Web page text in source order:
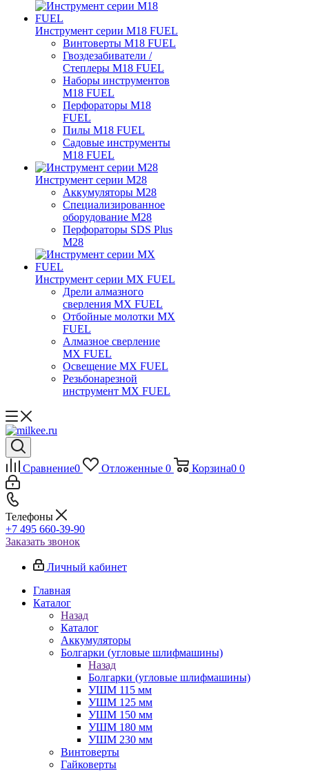
Инструмент серии M18 FUEL
Винтоверты M18 FUEL
Гвоздезабиватели /
Степлеры M18 FUEL
Наборы инструментов
M18 FUEL
Перфораторы M18
FUEL
Пилы M18 FUEL
Садовые инструменты
M18 FUEL
Инструмент серии M28
Аккумуляторы M28
Специализированное
оборудование M28
Перфораторы SDS Plus
M28
Инструмент серии MX FUEL
Дрели алмазного
сверления MX FUEL
Отбойные молотки MX
FUEL
Алмазное сверление
MX FUEL
Освещение MX FUEL
Резьбонарезной
инструмент MX FUEL
Сравнение0 Отложенные 0 Корзина0 0
Телефоны
+7 495 660-39-90
Заказать звонок
Личный кабинет
Главная
Каталог
Назад
Каталог
Аккумуляторы
Болгарки (угловые шлифмашины)
Назад
Болгарки (угловые шлифмашины)
УШМ 115 мм
УШМ 125 мм
УШМ 150 мм
УШМ 180 мм
УШМ 230 мм
Винтоверты
Гайковерты